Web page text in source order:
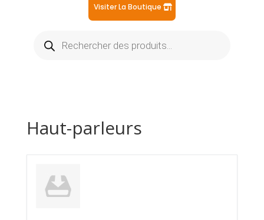
Visiter La Boutique
produits
Haut-parleurs